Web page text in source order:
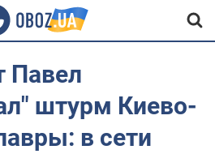
Павел
штурм Киево-
в сети